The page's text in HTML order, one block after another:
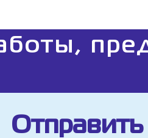
Отправить